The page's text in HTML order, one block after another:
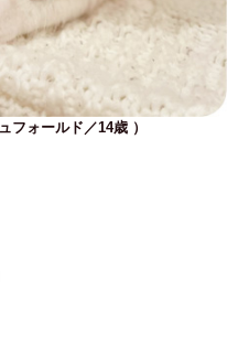
フォールド／14歳 ）